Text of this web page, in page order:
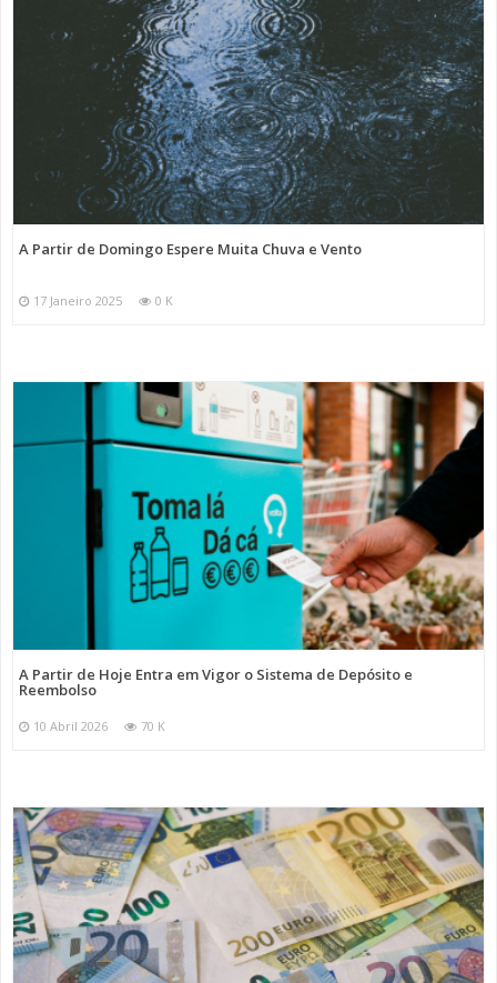
A Partir de Domingo Espere Muita Chuva e Vento
17 Janeiro 2025 0 K
A Partir de Hoje Entra em Vigor o Sistema de Depósito e
Reembolso
10 Abril 2026 70 K